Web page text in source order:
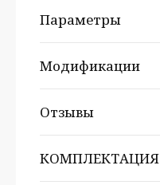
Параметры
Модификации
Отзывы
КОМПЛЕКТАЦИЯ